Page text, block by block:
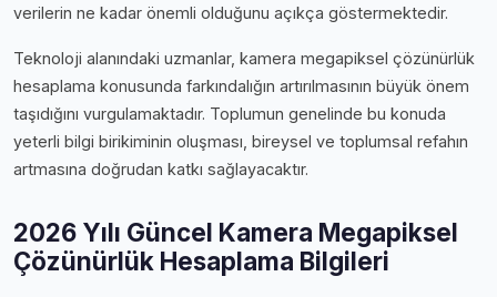
verilerin ne kadar önemli olduğunu açıkça göstermektedir.
Teknoloji alanındaki uzmanlar, kamera megapiksel çözünürlük
hesaplama konusunda farkındalığın artırılmasının büyük önem
taşıdığını vurgulamaktadır. Toplumun genelinde bu konuda
yeterli bilgi birikiminin oluşması, bireysel ve toplumsal refahın
artmasına doğrudan katkı sağlayacaktır.
2026 Yılı Güncel Kamera Megapiksel
Çözünürlük Hesaplama Bilgileri